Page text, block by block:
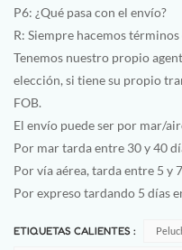
P6: ¿Qué pasa con el envío?
R: Siempre hacemos
Tenemos nuestro propio
elección, si tiene su propio
FOB.
El envío puede ser por mar/
Por mar tarda entre 30 y 40
Por vía aérea, tarda entre 5 y
Por expreso tardando 5 días
ETIQUETAS CALIENTES :